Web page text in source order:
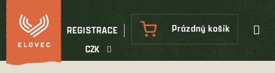
Přejít
na
obsah
CZK
REGISTRACE
NÁKUPNÍ
KOŠÍK
Prázdný košík